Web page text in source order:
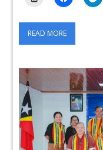
READ MORE